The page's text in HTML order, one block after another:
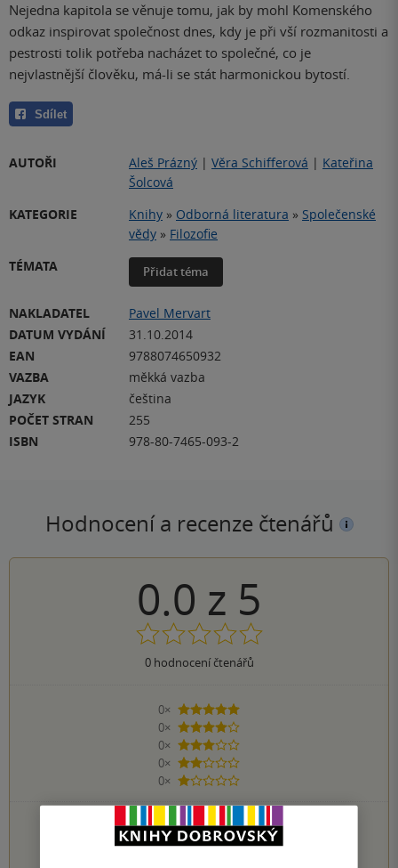
Nejedna kapitola se věnuje tomu, jak by mohl Komenského
odkaz inspirovat společnost dnes, kdy je při vší rozmanitosti a
pestrosti tolik potřeba nacházet to společné, co je
nejvlastnější člověku, má-li se stát harmonickou bytostí.
Sdílet
AUTOŘI Aleš Prázný | Věra Schifferová | Kateřina
Šolcová
KATEGORIE
Knihy » Odborná literatura » Společenské
vědy » Filozofie
TÉMATA
Přidat téma
NAKLADATEL
Pavel Mervart
DATUM VYDÁNÍ
31.10.2014
EAN
9788074650932
VAZBA
měkká vazba
JAZYK
čeština
POČET STRAN
255
ISBN
978-80-7465-093-2
Hodnocení a recenze čtenářů
0.0 z 5
0hodnocení čtenářů
0×
5 hvězdiček
0×
4 hvězdičky
0×
3 hvězdičky
0×
2 hvězdičky
0×
1 hvezdička
PŘIDEJTE SVÉ HODNOCENÍ KNIHY